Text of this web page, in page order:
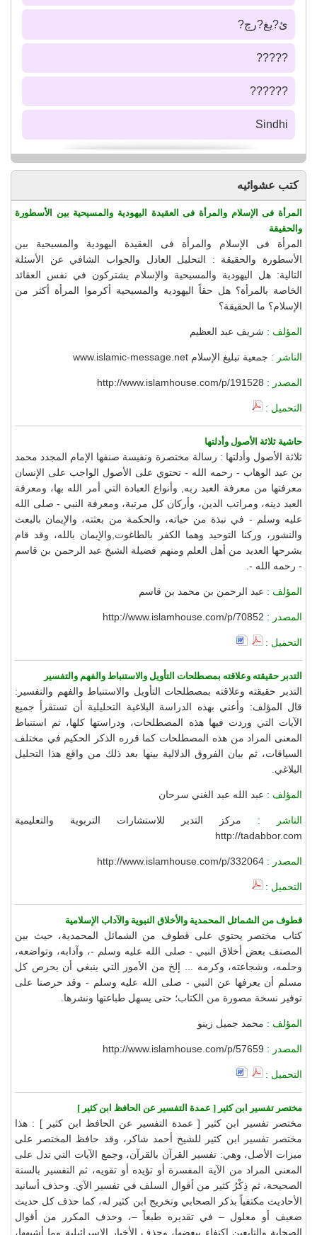
ئ?يغ?رچ?
?????
??????
Sindhi
كتب عشوائيه
المرأة فى الإسلام والمرأة فى العقيدة اليهودية والمسيحية بين الأسطورة
والحقيقة
المرأة فى الإسلام والمرأة فى العقيدة اليهودية والمسيحية بين
الأسطورة والحقيقة : التحليل العادل والجواب الشافي عن الأسئلة
التالية: هل اليهودية والمسيحية والإسلام يشتركون في نفس العقائد
الخاصة بالمرأة؟ هل حقاً اليهودية والمسيحية أكرموا المرأة أكثر من
الإسلام؟ ما الحقيقة؟
المؤلف : شريف عبد العظيم
الناشر : جمعية تبليغ الإسلام www.islamic-message.net
المصدر : http://www.islamhouse.com/p/191528
التحميل :
حاشية ثلاثة الأصول وأدلتها
ثلاثة الأصول وأدلتها : رسالة مختصرة ونفيسة صنفها الإمام المجدد محمد
بن عبد الوهاب - رحمه الله - تحتوي على الأصول الواجب على الإنسان
معرفتها من معرفة العبد ربه, وأنواع العبادة التي أمر الله بها، ومعرفة
العبد دينه، ومراتب الدين، وأركان كل مرتبة، ومعرفة النبي - صلى الله
عليه وسلم - في نبذة من حياته، والحكمة من بعثته، والإيمان بالبعث
والنشور، وركنا التوحيد وهما الكفر بالطاغوت,والإيمان بالله، وقد قام
بشرحها العديد من أهل العلم ومنهم فضيلة الشيخ عبد الرحمن بن قاسم
- رحمه الله -.
المؤلف : عبد الرحمن بن محمد بن قاسم
المصدر : http://www.islamhouse.com/p/70852
التحميل :
التدبر حقيقته وعلاقته بمصطلحات التأويل والاستنباط والفهم والتفسير
التدبر حقيقته وعلاقته بمصطلحات التأويل والاستنباط والفهم والتفسير:
قال المؤلف: وأعني بهذه الدراسة البلاغية التحليلية أن تستقرأ جميع
الآيات التي وردت فيها هذه المصطلحات، ودراستها كلها، ثم استنباط
المعنى المراد من هذه المصطلحات كما قرره الذكر الحكيم في مختلف
السياقات، ثم بيان الفروق الدلالية بينها بعد ذلك من واقع هذا التحليل
البلاغي.
المؤلف : عبد الله عبد الغني سرحان
الناشر : مركز التدبر للاستشارات التربوية والتعليمية
http://tadabbor.com
المصدر : http://www.islamhouse.com/p/332064
التحميل :
قطوف من الشمائل المحمدية والأخلاق النبوية والآداب الإسلامية
كتاب مختصر يحتوي على قطوف من الشمائل المحمدية، حيث بين
المصنف بعض أخلاق النبي - صلى الله عليه وسلم -، وآدابه، وتواضعه،
وحلمه، وشجاعته، وكرمه ... إلخ من الأمور التي ينبغي أن يحرص كل
مسلم أن يعرفها عن النبي - صلى الله عليه وسلم - وقد حرصنا على
توفير نسخة مصورة من الكتاب؛ حتى يسهل طباعتها ونشرها.
المؤلف : محمد جميل زينو
المصدر : http://www.islamhouse.com/p/57659
التحميل :
مختصر تفسير ابن كثير [ عمدة التفسير عن الحافظ ابن كثير ]
مختصر تفسير ابن كثير [ عمدة التفسير عن الحافظ ابن كثير ] : هذا
مختصر تفسير ابن كثير للشيخ أحمد شاكر، وقد حافظ المختصر على
ميزات الأصل، وهي: تفسير القرآن بالقرآن، وجمع الآيات التي تدل على
المعنى المراد من الآية المفسرة أو تؤيده أو تقويه، ثم التفسير بالسنة
الصحيحة، ثم ذِكْرُ كثير من أقوال السلف في تفسير الآي. وحذف أسانيد
الأحاديث مكتفياً بذكر الصحابي وتخريج ابن كثير له، كما حذف كل حديث
ضعيف أو معلول – في تقديره طبعاً –، وحذف المكرر من أقوال
الصحابة والتابعين اكتفاء ببعضها، وحذف الأخبار الإسرائيلية وما أشبهها،